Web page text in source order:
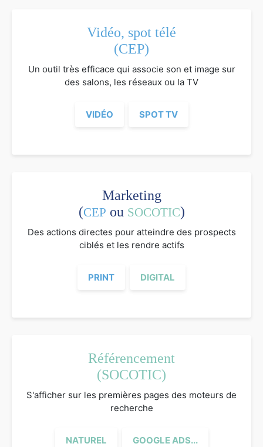
Vidéo, spot télé
(CEP)
Un outil très efficace qui associe son et image sur
des salons, les réseaux ou la TV
VIDÉO SPOT TV
Marketing
(CEP ou SOCOTIC)
Des actions directes pour atteindre des prospects
ciblés et les rendre actifs
PRINT DIGITAL
Référencement
(SOCOTIC)
S'afficher sur les premières pages des moteurs de
recherche
NATUREL GOOGLE ADS...